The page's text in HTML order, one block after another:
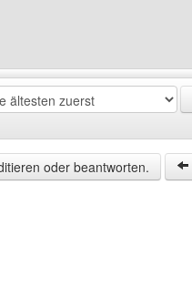
oder beantworten.